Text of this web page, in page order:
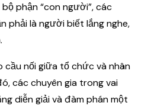
phận “con người”, các
phải là người biết lắng nghe,
cầu nối giữa tổ chức và nhân
các chuyên gia trong vai
diễn giải và đàm phán một